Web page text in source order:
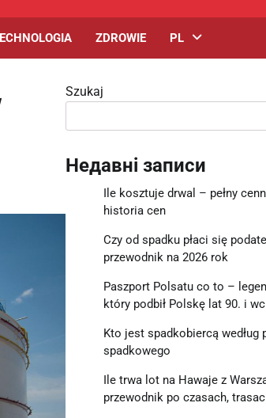
ZDROWIE PL
Szukaj
Недавні записи
Ile kosztuje drwal – pełny
historia cen
Czy od spadku płaci się
przewodnik na 2026 rok
Paszport Polsatu co to –
który podbił Polskę lat 90. i
Kto jest spadkobiercą według
spadkowego
Ile trwa lot na Hawaje z
przewodnik po czasach,